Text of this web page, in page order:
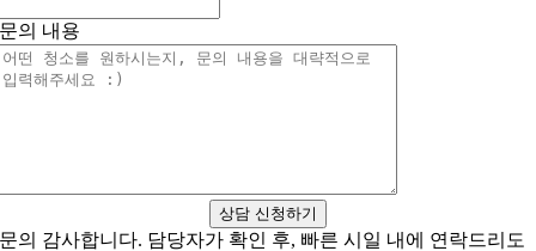
문의 내용
상담 신청하기
문의 감사합니다. 담당자가 확인 후, 빠른 시일 내에 연락드리도